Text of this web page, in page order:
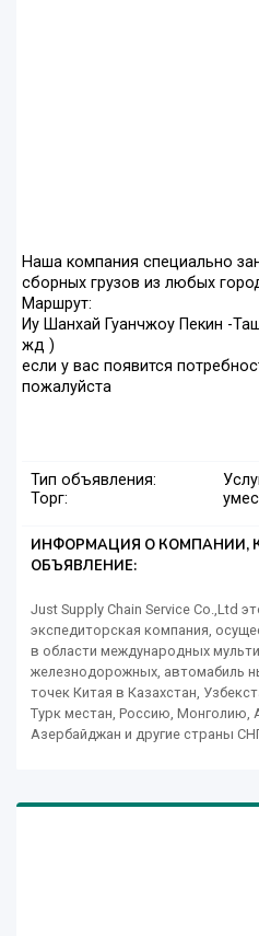
Наша компания специально
сборных грузов из любых
Маршрут:
Иу Шанхай Гуанчжоу Пекин -
жд )
если у вас появится
пожалуйстa
Тип объявления:
Торг:
ИНФОРМАЦИЯ О КОМПАНИИ,
ОБЪЯВЛЕНИЕ:
Just Supply Chain Service Co.,Ltd
экспедиторская компания,
в области международных
железнодорожных, автомабиль
точек Китая в Казахстан,
Турк местан, Россию, Монголию,
Азербайджан и другие страны